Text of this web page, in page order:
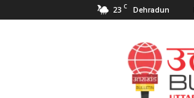
23 C Dehradun